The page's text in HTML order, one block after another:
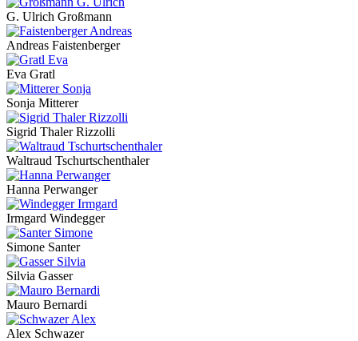
G. Ulrich Großmann
Andreas Faistenberger
Eva Gratl
Sonja Mitterer
Sigrid Thaler Rizzolli
Waltraud Tschurtschenthaler
Hanna Perwanger
Irmgard Windegger
Simone Santer
Silvia Gasser
Mauro Bernardi
Alex Schwazer